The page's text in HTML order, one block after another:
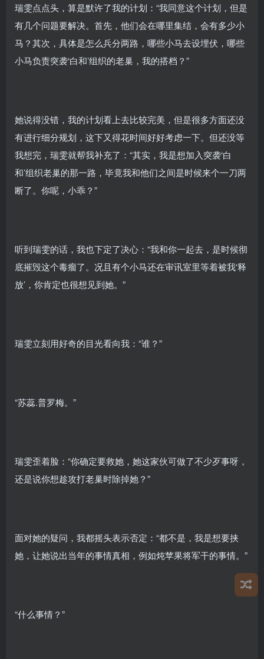
瑞雯点点头，算是默许了我的计划：“我同意这个计划，但是
有几个问题要解决。首先，他们会在哪里集结，会有多少小
马？其次，具体是怎么兵分两路，哪些小马去设埋伏，哪些
小马负责突袭‘白和’组织的老巢，我的搭档？”
她说得没错，我的计划看上去比较完美，但是很多方面还没
有进行细分规划，这下又得花时间好好考虑一下。但还没等
我想完，瑞雯就帮我补充了：“其实，我是想加入突袭‘白
和’组织老巢的那一路，毕竟我和他们之间是时候来个一刀两
断了。你呢，小乖？”
听到瑞雯的话，我也下定了决心：“我和你一起去，是时候彻
底摧毁这个毒瘤了。况且有个小马还在审讯室里等着被我‘释
放’，你肯定也很想见到她。”
瑞雯立刻用好奇的目光看向我：“谁？”
“苏蕊.普罗梅。”
瑞雯歪着脸：“你确定要救她，她这家伙可做了不少歹事呀，
还是说你想趁攻打老巢时除掉她？”
面对她的疑问，我都摇头表示否定：“都不是，我是想要挟
她，让她说出当年的事情真相，例如炖苹果将军干的事情。”
“什么事情？”